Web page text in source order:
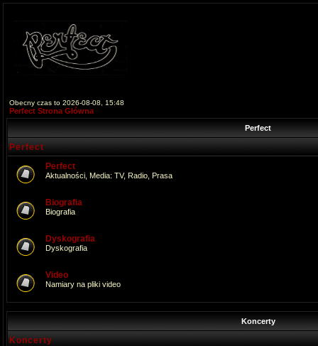
Obecny czas to 2026-08-08, 15:48
Perfect Strona Główna
Perfect
Perfect
Perfect
Aktualności, Media: TV, Radio, Prasa
Biografia
Biografia
Dyskografia
Dyskografia
Video
Namiary na pliki video
Koncerty
Koncerty